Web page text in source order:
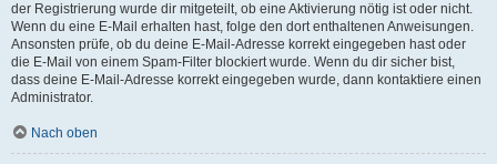
der Registrierung wurde dir mitgeteilt, ob eine Aktivierung nötig ist oder nicht.
Wenn du eine E-Mail erhalten hast, folge den dort enthaltenen Anweisungen.
Ansonsten prüfe, ob du deine E-Mail-Adresse korrekt eingegeben hast oder
die E-Mail von einem Spam-Filter blockiert wurde. Wenn du dir sicher bist,
dass deine E-Mail-Adresse korrekt eingegeben wurde, dann kontaktiere einen
Administrator.
Nach oben